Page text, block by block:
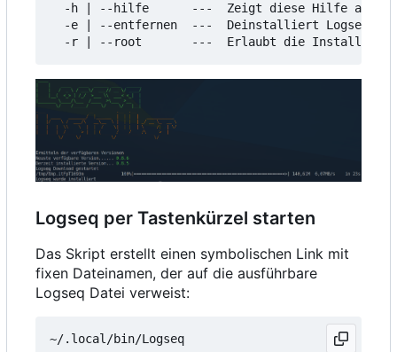
  -h | --hilfe      ---  Zeigt diese Hilfe an
  -e | --entfernen  ---  Deinstalliert Logseq
Logseq per Tastenkürzel starten
Das Skript erstellt einen symbolischen Link mit
fixen Dateinamen, der auf die ausführbare
Logseq Datei verweist: